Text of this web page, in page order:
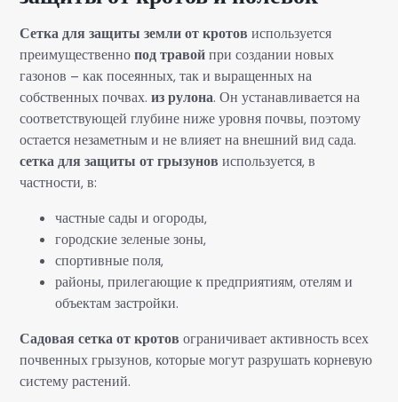
Сетка для защиты земли от кротов используется
преимущественнопод травойпри создании новых
газонов – как посеянных, так и выращенных на
собственных почвах.из рулона. Он устанавливается на
соответствующей глубине ниже уровня почвы, поэтому
остается незаметным и не влияет на внешний вид сада.
сетка для защиты от грызунов используется, в
частности, в:
частные сады и огороды,
городские зеленые зоны,
спортивные поля,
районы, прилегающие к предприятиям, отелям и
объектам застройки.
Садовая сетка от кротов ограничивает активность всех
почвенных грызунов, которые могут разрушать корневую
систему растений.